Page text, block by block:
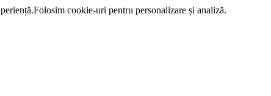
Folosim cookie-uri pentru personalizare și analiză.